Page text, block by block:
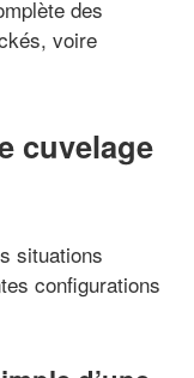
des
voire
cuvelage
situations
configurations